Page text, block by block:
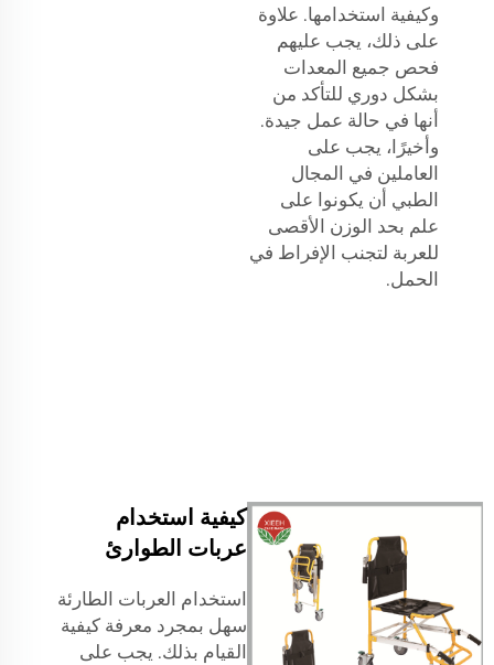
وكيفية استخدامها. علاوة
على ذلك، يجب عليهم
فحص جميع المعدات
بشكل دوري للتأكد من
أنها في حالة عمل جيدة.
وأخيرًا، يجب على
العاملين في المجال
الطبي أن يكونوا على
علم بحد الوزن الأقصى
للعربة لتجنب الإفراط في
الحمل.
كيفية استخدام
عربات الطوارئ
استخدام العربات الطارئة
سهل بمجرد معرفة كيفية
القيام بذلك. يجب على